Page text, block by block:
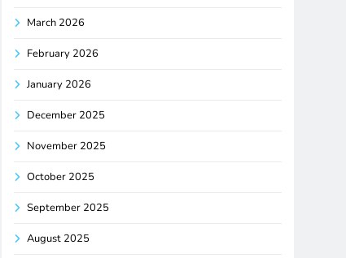
March 2026
February 2026
January 2026
December 2025
November 2025
October 2025
September 2025
August 2025